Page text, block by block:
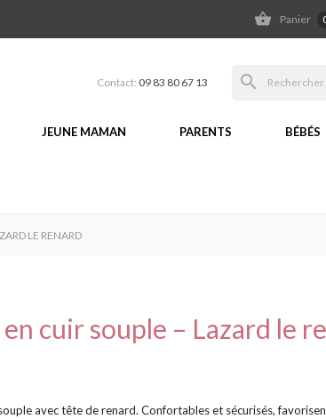
 Panier
Contact: 09 83 80 67 13 search
JEUNE MAMAN PARENTS BÉBÉS
LE RENARD
cuir souple – Lazard le
avec tête de renard. Confortables et sécurisés,